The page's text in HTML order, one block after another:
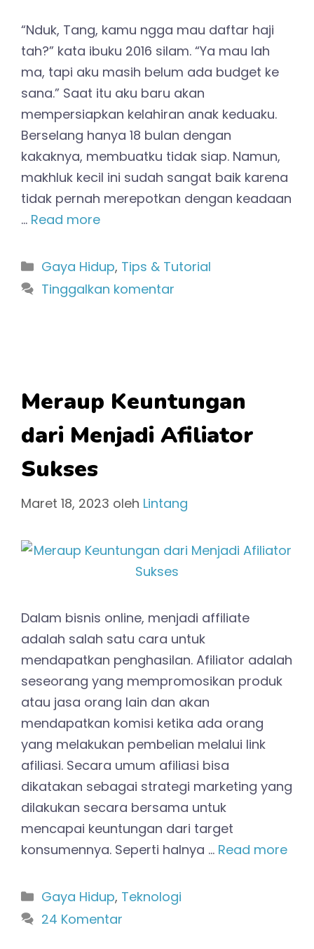
“Nduk, Tang, kamu ngga mau daftar haji
tah?” kata ibuku 2016 silam. “Ya mau lah
ma, tapi aku masih belum ada budget ke
sana.” Saat itu aku baru akan
mempersiapkan kelahiran anak keduaku.
Berselang hanya 18 bulan dengan
kakaknya, membuatku tidak siap. Namun,
makhluk kecil ini sudah sangat baik karena
tidak pernah merepotkan dengan keadaan
… Read more
Kategori
Gaya Hidup, Tips & Tutorial
Tinggalkan komentar
Meraup Keuntungan
dari Menjadi Afiliator
Sukses
Maret 18, 2023 oleh Lintang
Dalam bisnis online, menjadi affiliate
adalah salah satu cara untuk
mendapatkan penghasilan. Afiliator adalah
seseorang yang mempromosikan produk
atau jasa orang lain dan akan
mendapatkan komisi ketika ada orang
yang melakukan pembelian melalui link
afiliasi. Secara umum afiliasi bisa
dikatakan sebagai strategi marketing yang
dilakukan secara bersama untuk
mencapai keuntungan dari target
konsumennya. Seperti halnya … Read more
Kategori
Gaya Hidup, Teknologi
24 Komentar